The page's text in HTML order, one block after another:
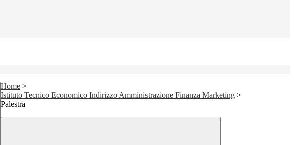
Home >
Istituto Tecnico Economico Indirizzo Amministrazione Finanza Marketing >
Palestra